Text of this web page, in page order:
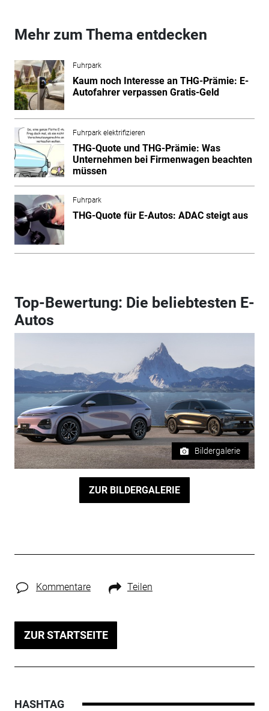
Mehr zum Thema entdecken
Fuhrpark
Kaum noch Interesse an THG-Prämie: E-
Autofahrer verpassen Gratis-Geld
Fuhrpark elektrifizieren
THG-Quote und THG-Prämie: Was
Unternehmen bei Firmenwagen beachten
müssen
Fuhrpark
THG-Quote für E-Autos: ADAC steigt aus
Top-Bewertung: Die beliebtesten E-
Autos
Bildergalerie
ZUR BILDERGALERIE
Kommentare Teilen
ZUR STARTSEITE
HASHTAG